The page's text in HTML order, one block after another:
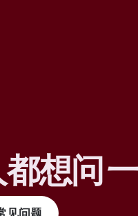
想问
见问题